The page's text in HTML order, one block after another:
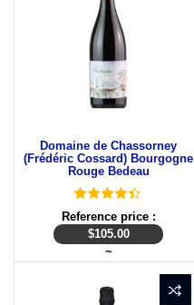
Domaine de Chassorney
(Frédéric Cossard) Bourgogne
Rouge Bedeau
Reference price :
$105.00
~